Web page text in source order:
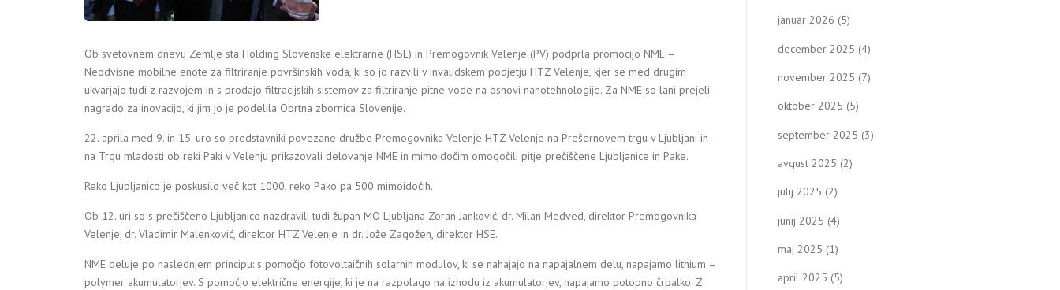
Ob svetovnem dnevu Zemlje sta Holding Slovenske elektrarne (HSE) in Premogovnik Velenje (PV) podprla promocijo NME –
Neodvisne mobilne enote za filtriranje površinskih voda, ki so jo razvili v invalidskem podjetju HTZ Velenje, kjer se med drugim
ukvarjajo tudi z razvojem in s prodajo filtracijskih sistemov za filtriranje pitne vode na osnovi nanotehnologije. Za NME so lani prejeli
nagrado za inovacijo, ki jim jo je podelila Obrtna zbornica Slovenije.
22. aprila med 9. in 15. uro so predstavniki povezane družbe Premogovnika Velenje HTZ Velenje na Prešernovem trgu v Ljubljani in
na Trgu mladosti ob reki Paki v Velenju prikazovali delovanje NME in mimoidočim omogočili pitje prečiščene Ljubljanice in Pake.
Reko Ljubljanico je poskusilo več kot 1000, reko Pako pa 500 mimoidočih.
Ob 12. uri so s prečiščeno Ljubljanico nazdravili tudi župan MO Ljubljana Zoran Janković, dr. Milan Medved, direktor Premogovnika
Velenje, dr. Vladimir Malenković, direktor HTZ Velenje in dr. Jože Zagožen, direktor HSE.
NME deluje po naslednjem principu: s pomočjo fotovoltaičnih solarnih modulov, ki se nahajajo na napajalnem delu, napajamo lithium –
polymer akumulatorjev. S pomočjo električne energije, ki je na razpolago na izhodu iz akumulatorjev, napajamo potopno črpalko. Z
januar 2026 (5)
december 2025 (4)
november 2025 (7)
oktober 2025 (5)
september 2025 (3)
avgust 2025 (2)
julij 2025 (2)
junij 2025 (4)
maj 2025 (1)
april 2025 (5)